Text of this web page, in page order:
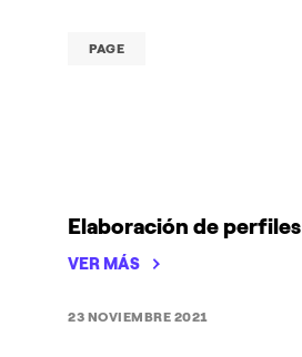
PAGE
Elaboración de perfiles
VER MÁS
23 NOVIEMBRE 2021